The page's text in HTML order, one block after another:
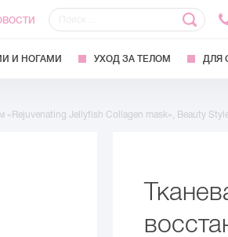
И НОГАМИ УХОД ЗА ТЕЛОМ ДЛЯ
Jellyfish Collagen mask», Beauty